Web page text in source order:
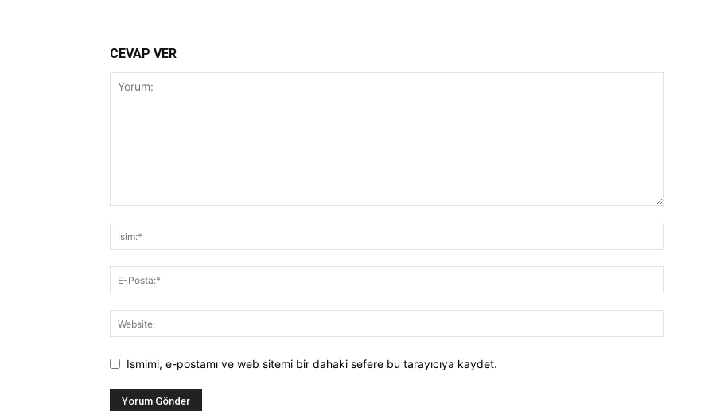
CEVAP VER
Ismimi, e-postamı ve web sitemi bir dahaki sefere bu tarayıcıya kaydet.